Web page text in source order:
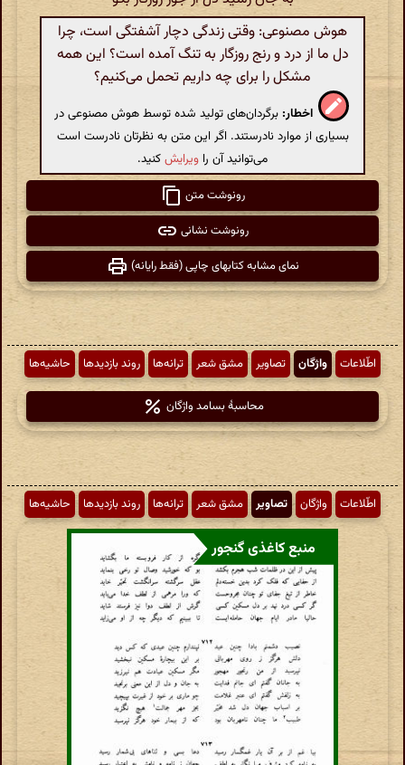
هوش مصنوعی: وقتی زندگی دچار آشفتگی است، چرا
دل ما از درد و رنج روزگار به تنگ آمده است؟ این همه
مشکل را برای چه داریم تحمل می‌کنیم؟
اخطار: برگردان‌های تولید شده توسط هوش مصنوعی در
بسیاری از موارد نادرستند. اگر این متن به نظرتان نادرست است
می‌توانید آن را ویرایشکنید.
رونوشت متن
رونوشت نشانی
نمای مشابه کتابهای چاپی (فقط رایانه)
اطّلاعات واژگان تصاویر مشق شعر ترانه‌ها روند بازدیدها حاشیه‌ها
محاسبهٔ بسامد واژگان
اطّلاعات واژگان تصاویر مشق شعر ترانه‌ها روند بازدیدها حاشیه‌ها
منبع کاغذی گنجور